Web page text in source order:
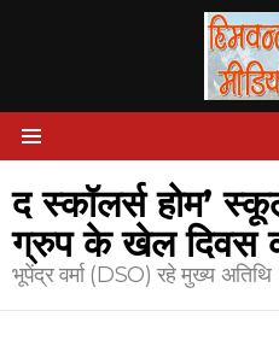
द स्कॉलर्स होम’
ग्रुप के खेल दिवस
भूपेंद्र वर्मा (DSO) रहे मुख्य अतिथि